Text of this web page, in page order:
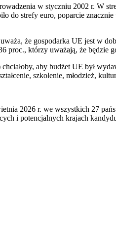
w styczniu 2002 r. W
do strefy euro, poparcie
że gospodarka UE jest w
proc., którzy uważają, że będzie
aby budżet UE był
szkolenie, młodzież,
2026 r. we wszystkich 27
i potencjalnych krajach